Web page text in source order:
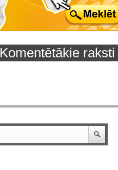
Komentētākie raksti